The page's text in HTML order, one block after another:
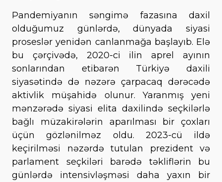
Pandemiyanın səngimə fazasına daxil
olduğumuz günlərdə, dünyada siyasi
proseslər yenidən canlanmağa başlayıb. Elə
bu çərçivədə, 2020-ci ilin aprel ayının
sonlarından etibarən Türkiyə daxili
siyasətində də nəzərə çarpacaq dərəcədə
aktivlik müşahidə olunur. Yaranmış yeni
mənzərədə siyasi elita daxilində seçkilərlə
bağlı müzakirələrin aparılması bir çoxları
üçün gözlənilməz oldu. 2023-cü ildə
keçirilməsi nəzərdə tutulan prezident və
parlament seçkiləri barədə təkliflərin bu
günlərdə intensivləşməsi daha yaxın bir